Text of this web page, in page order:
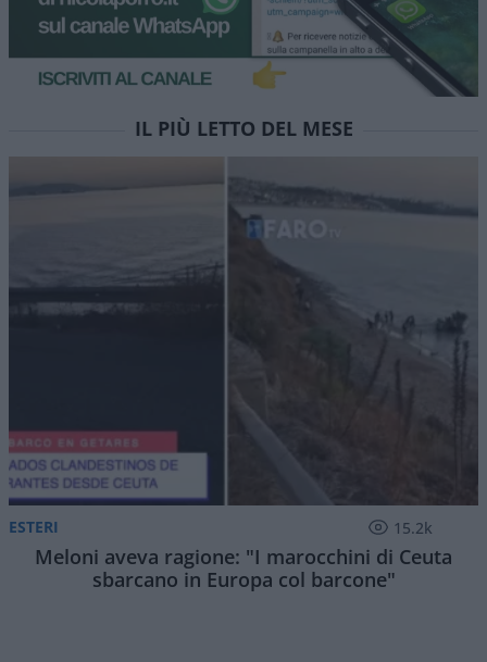
IL PIÙ LETTO DEL MESE
ESTERI 15.2k
Meloni aveva ragione: "I marocchini di Ceuta
sbarcano in Europa col barcone"